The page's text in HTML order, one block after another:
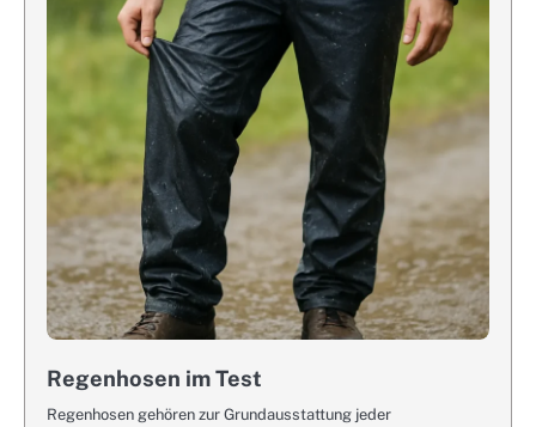
Regenhosen im Test
Regenhosen gehören zur Grundausstattung jeder